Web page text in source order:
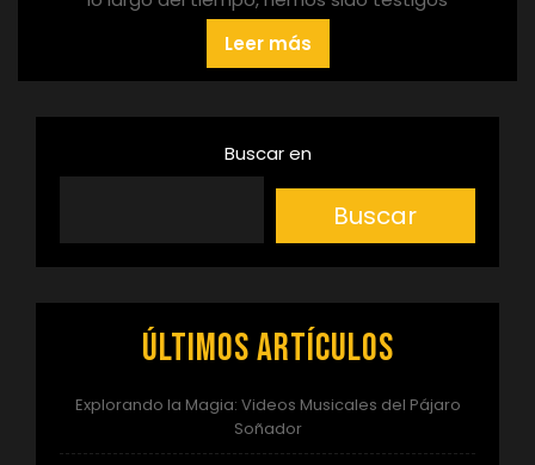
Leer más
Buscar en
Buscar
Últimos artículos
Explorando la Magia: Videos Musicales del Pájaro
Soñador